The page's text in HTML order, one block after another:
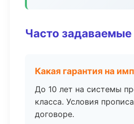
Часто
Какая гарантия на
До 10 лет на системы
класса. Условия
договоре.